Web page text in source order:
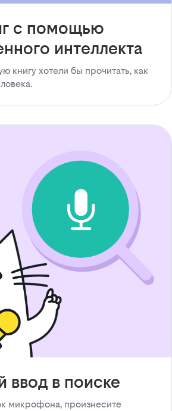
с помощью
интеллекта
книгу хотели бы прочитать, как
ввод в поиске
микрофона, произнесите